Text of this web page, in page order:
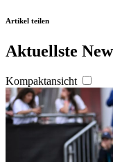
Artikel teilen
Aktuellste
Kompaktansicht